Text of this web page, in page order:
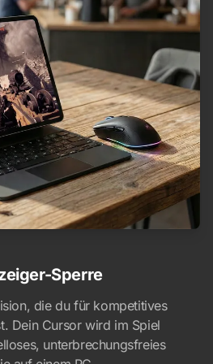
Sperre
die du für kompetitives
Dein Cursor wird im Spiel
unterbrechungsfreies